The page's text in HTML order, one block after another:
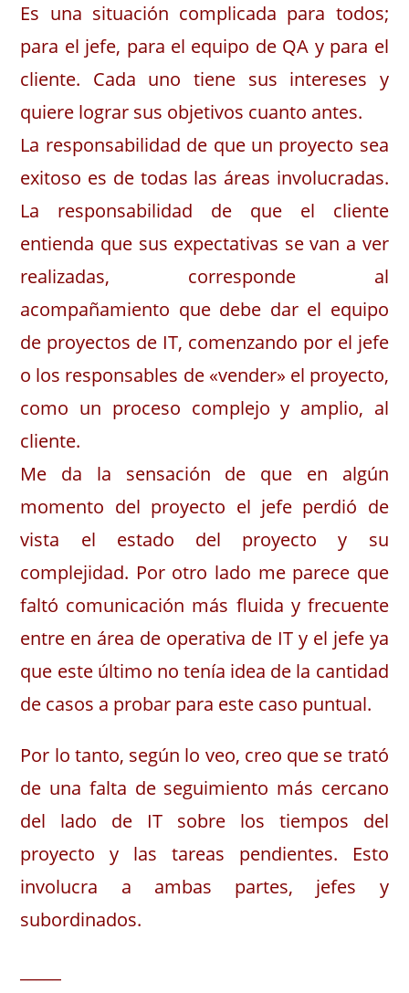
Es una situación complicada para todos;
para el jefe, para el equipo de QA y para el
cliente. Cada uno tiene sus intereses y
quiere lograr sus objetivos cuanto antes.
La responsabilidad de que un proyecto sea
exitoso es de todas las áreas involucradas.
La responsabilidad de que el cliente
entienda que sus expectativas se van a ver
realizadas, corresponde al
acompañamiento que debe dar el equipo
de proyectos de IT, comenzando por el jefe
o los responsables de «vender» el proyecto,
como un proceso complejo y amplio, al
cliente.
Me da la sensación de que en algún
momento del proyecto el jefe perdió de
vista el estado del proyecto y su
complejidad. Por otro lado me parece que
faltó comunicación más fluida y frecuente
entre en área de operativa de IT y el jefe ya
que este último no tenía idea de la cantidad
de casos a probar para este caso puntual.
Por lo tanto, según lo veo, creo que se trató
de una falta de seguimiento más cercano
del lado de IT sobre los tiempos del
proyecto y las tareas pendientes. Esto
involucra a ambas partes, jefes y
subordinados.